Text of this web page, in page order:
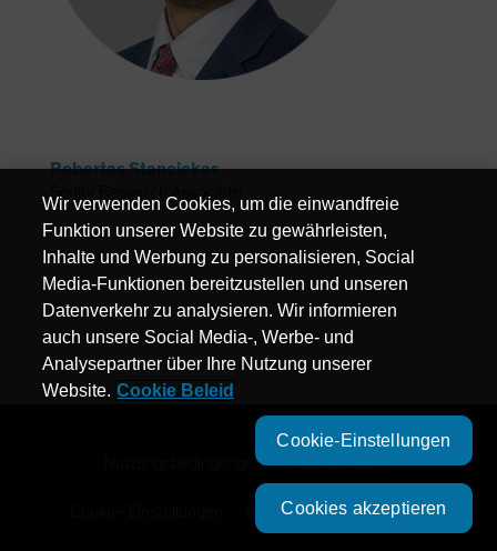
Robertas Stancickas
Nutzungsbedingungen Datenschutz
Management Company
Wir verwenden Cookies, um die einwandfreie
Funktion unserer Website zu gewährleisten,
Inhalte und Werbung zu personalisieren, Social
Media-Funktionen bereitzustellen und unseren
Datenverkehr zu analysieren. Wir informieren
auch unsere Social Media-, Werbe- und
Analysepartner über Ihre Nutzung unserer
Website. Cookie Beleid
Cookie-Einstellungen
Cookies akzeptieren